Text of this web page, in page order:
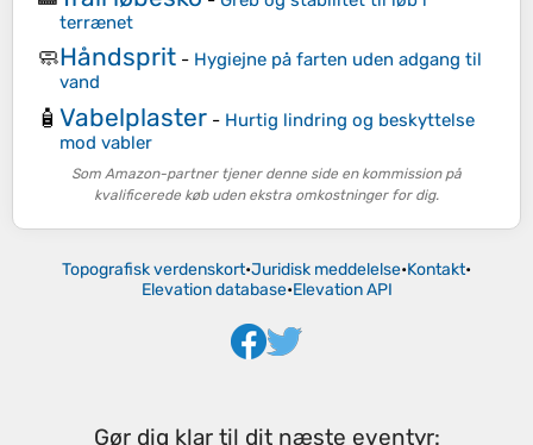
terrænet
🧼Håndsprit - Hygiejne på farten uden adgang til
vand
🧴 Vabelplaster - Hurtig lindring og beskyttelse
mod vabler
Som Amazon-partner tjener denne side en kommission på
kvalificerede køb uden ekstra omkostninger for dig.
Topografisk verdenskort•Juridisk meddelelse•Kontakt•
Elevation database•Elevation API
Gør dig klar til dit næste eventyr: